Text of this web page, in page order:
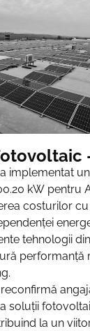
implementat
kW pentru
costurilor cu
tehnologii
performanță
soluții
la un